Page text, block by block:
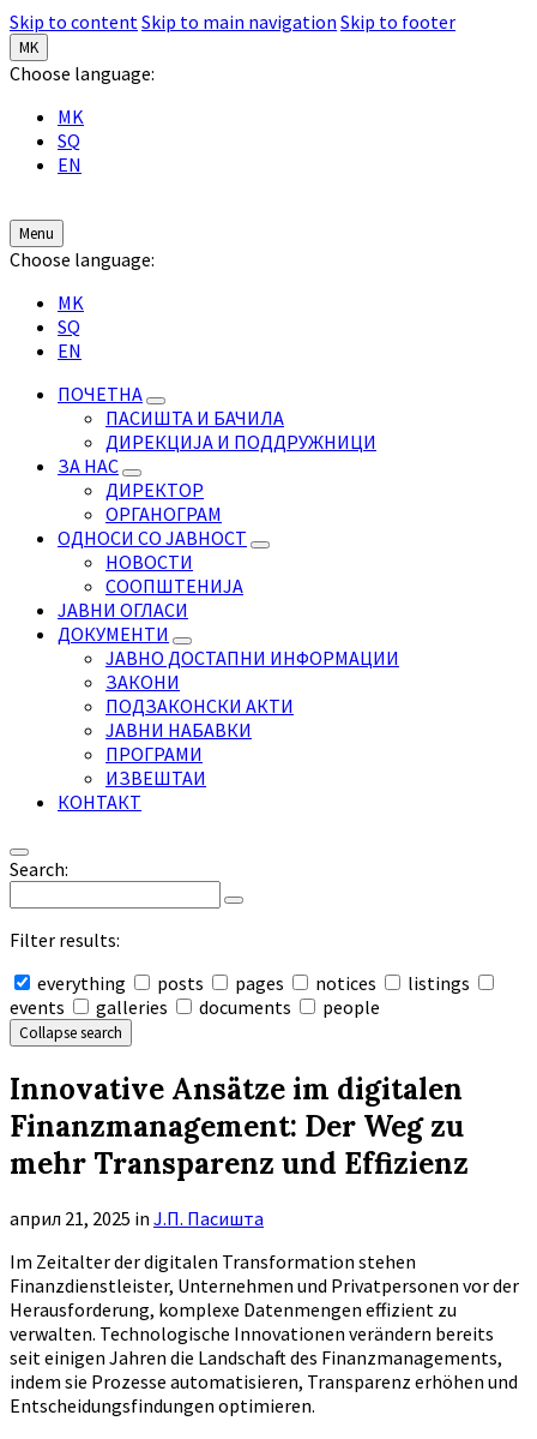
Skip to contentSkip to main navigation Skip to footer
MK
Choose language:
MK
SQ
EN
Menu
Choose language:
MK
SQ
EN
ПОЧЕТНА
ПАСИШТА И БАЧИЛА
ДИРЕКЦИЈА И ПОДДРУЖНИЦИ
ЗА НАС
ДИРЕКТОР
ОРГАНОГРАМ
ОДНОСИ СО ЈАВНОСТ
НОВОСТИ
СООПШТЕНИЈА
ЈАВНИ ОГЛАСИ
ДОКУМЕНТИ
ЈАВНО ДОСТАПНИ ИНФОРМАЦИИ
ЗАКОНИ
ПОДЗАКОНСКИ АКТИ
ЈАВНИ НАБАВКИ
ПРОГРАМИ
ИЗВЕШТАИ
КОНТАКТ
Search:
Filter results:
everything
posts pages notices
listings
events
galleries documents people
Collapse search
Innovative Ansätze im digitalen
Finanzmanagement: Der Weg zu
mehr Transparenz und Effizienz
април 21, 2025 in Ј.П. Пасишта
Im Zeitalter der digitalen Transformation stehen
Finanzdienstleister, Unternehmen und Privatpersonen vor der
Herausforderung, komplexe Datenmengen effizient zu
verwalten. Technologische Innovationen verändern bereits
seit einigen Jahren die Landschaft des Finanzmanagements,
indem sie Prozesse automatisieren, Transparenz erhöhen und
Entscheidungsfindungen optimieren.